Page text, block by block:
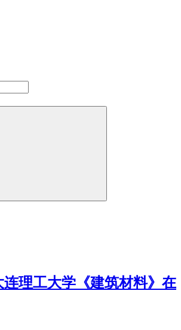
连理工大学《建筑材料》在